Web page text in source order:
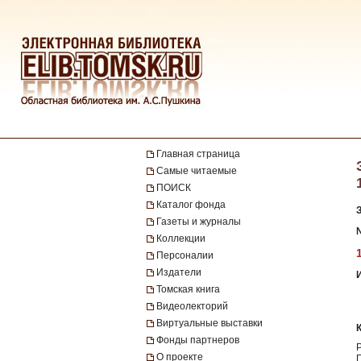
Главная страница
Самые читаемые
ПОИСК
Каталог фонда
Газеты и журналы
Коллекции
Персоналии
Издатели
Томская книга
Видеолекторий
Виртуальные выставки
Фонды партнеров
О проекте